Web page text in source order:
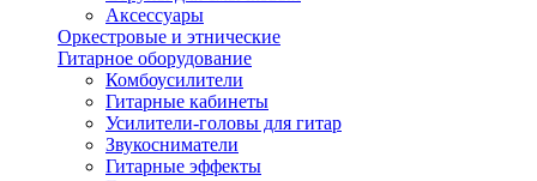
Аксеcсуары
Оркестровые и этнические
Гитарное оборудование
Комбоусилители
Гитарные кабинеты
Усилители-головы для гитар
Звукосниматели
Гитарные эффекты